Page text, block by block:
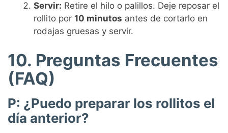
Servir: Retire el hilo o palillos. Deje reposar el
rollito por10 minutos antes de cortarlo en
rodajas gruesas y servir.
10. Preguntas Frecuentes
(FAQ)
P: ¿Puedo preparar los rollitos el
día anterior?